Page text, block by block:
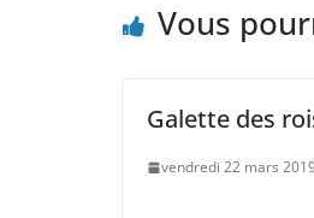
Vous
Galette des
vendredi 22 mars